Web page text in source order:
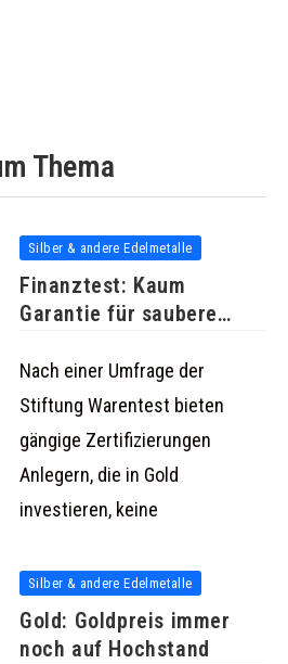
Thema
Silber & andere Edelmetalle
Finanztest: Kaum
Garantie für saubere
Nach einer Umfrage der
Stiftung Warentest bieten
gängige Zertifizierungen
Anlegern, die in Gold
investieren, keine
Silber & andere Edelmetalle
Gold: Goldpreis immer
noch auf Hochstand